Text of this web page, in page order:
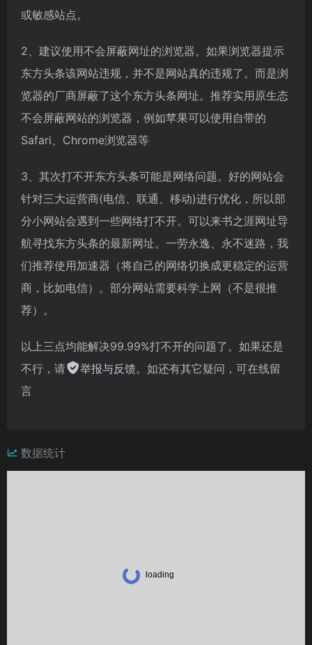
或敏感站点。
2、建议使用不会屏蔽网址的浏览器。如果浏览器提示
东方头条该网站违规，并不是网站真的违规了。而是浏
览器的厂商屏蔽了这个东方头条网址。推荐实用原生态
不会屏蔽网站的浏览器，例如苹果可以使用自带的
Safari、Chrome浏览器等
3、其次打不开东方头条可能是网络问题。好的网站会
针对三大运营商(电信、联通、移动)进行优化，所以部
分小网站会遇到一些网络打不开。可以来书之涯网址导
航寻找东方头条的最新网址。一劳永逸、永不迷路，我
们推荐使用加速器（将自己的网络切换成更稳定的运营
商，比如电信）。部分网站需要科学上网（不是很推
荐）。
以上三点均能解决99.99%打不开的问题了。如果还是
不行，请
举报与反馈。如还有其它疑问，可在线留
言
数据统计